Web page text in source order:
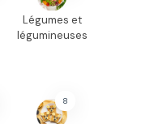
Légumes et
légumineuses
8